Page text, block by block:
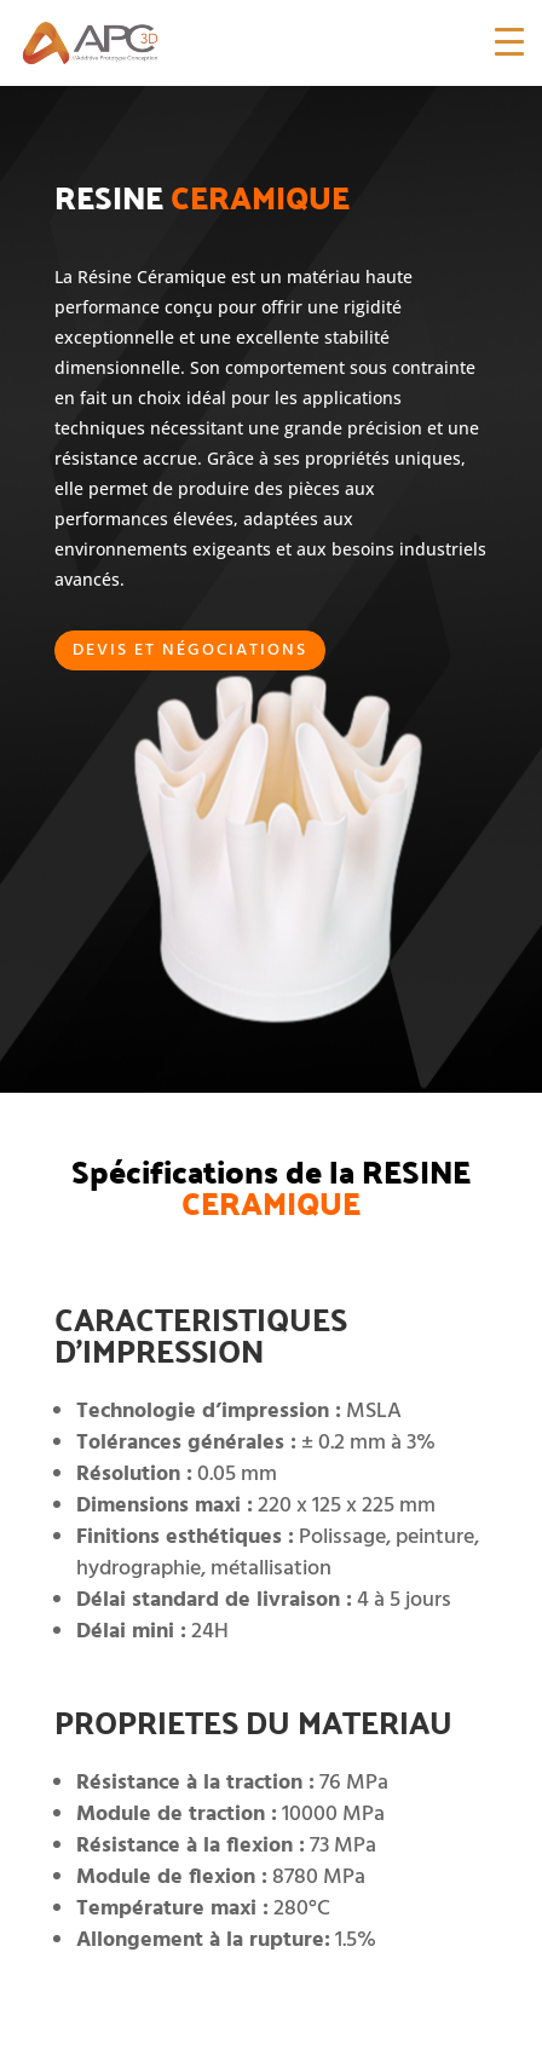
RESINECERAMIQUE
La Résine Céramique est un matériau haute
performance conçu pour offrir une rigidité
exceptionnelle et une excellente stabilité
dimensionnelle. Son comportement sous contrainte
en fait un choix idéal pour les applications
techniques nécessitant une grande précision et une
résistance accrue. Grâce à ses propriétés uniques,
elle permet de produire des pièces aux
performances élevées, adaptées aux
environnements exigeants et aux besoins industriels
avancés.
DEVIS ET NÉGOCIATIONS
Spécifications de la RESINE
CERAMIQUE
CARACTERISTIQUES
D’IMPRESSION
Technologie d’impression : MSLA
Tolérances générales : ± 0.2 mm à 3%
Résolution :0.05 mm
Dimensions maxi :220 x 125 x 225 mm
Finitions esthétiques : Polissage, peinture,
hydrographie, métallisation
Délai standard de livraison :4 à 5 jours
Délai mini :24H
PROPRIETES DU MATERIAU
Résistance à la traction :76 MPa
Module de traction :10000 MPa
Résistance à la flexion :73 MPa
Module de flexion : 8780 MPa
Température maxi :280°C
Allongement à la rupture:1.5%